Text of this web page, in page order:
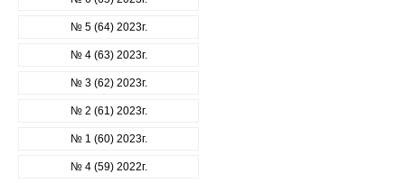
№ 5 (64) 2023г.
№ 4 (63) 2023г.
№ 3 (62) 2023г.
№ 2 (61) 2023г.
№ 1 (60) 2023г.
№ 4 (59) 2022г.